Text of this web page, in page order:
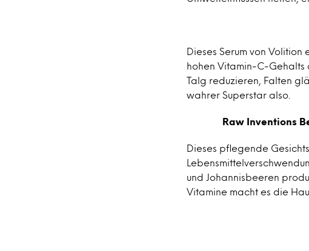
Dieses Serum von
hohen Vitamin-C-Gehalts
Talg reduzieren, Falten
wahrer Superstar also.
Raw Inventions
Dieses pflegende
und Johannisbeeren
Vitamine macht es die